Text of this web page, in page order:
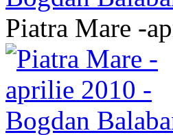
Piatra Mare -